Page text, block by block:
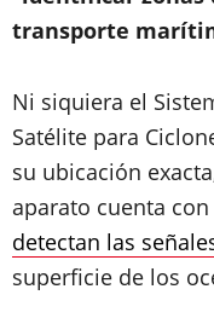
transporte
Ni siquiera el
Satélite para
su ubicación
aparato cuenta
detectan las
superficie de los